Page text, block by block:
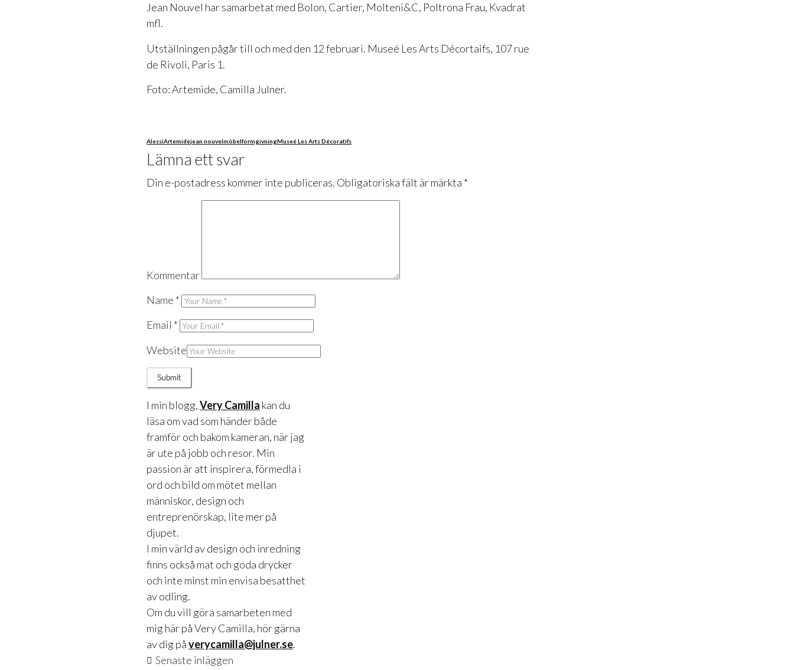
Jean Nouvel har samarbetat med Bolon, Cartier, Molteni&C, Poltrona Frau, Kvadrat
mfl.
Utställningen pågår till och med den 12 februari. Museé Les Arts Décortaifs, 107 rue
de Rivoli, Paris 1.
Foto: Artemide, Camilla Julner.
AlessiArtemidejean nouvelmöbelformgivningMuseé Les Arts Décoratifs
Lämna ett svar
Din e-postadress kommer inte publiceras. Obligatoriska fält är märkta *
Kommentar
Name *
Email *
Website
I min blogg,Very Camilla kan du
läsa om vad som händer både
framför och bakom kameran, när jag
är ute på jobb och resor. Min
passion är att inspirera, förmedla i
ord och bild om mötet mellan
människor, design och
entreprenörskap, lite mer på
djupet.
I min värld av design och inredning
finns också mat och goda drycker
och inte minst min envisa besatthet
av odling.
Om du vill göra samarbeten med
mig här på Very Camilla, hör gärna
av dig påverycamilla@julner.se.
Senaste inläggen